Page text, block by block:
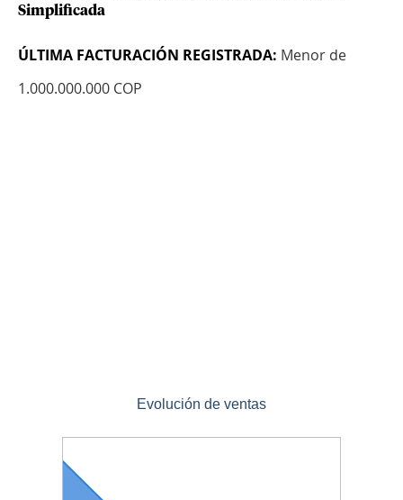
Simplificada
ÚLTIMA FACTURACIÓN REGISTRADA: Menor de
1.000.000.000 COP
Evolución de ventas